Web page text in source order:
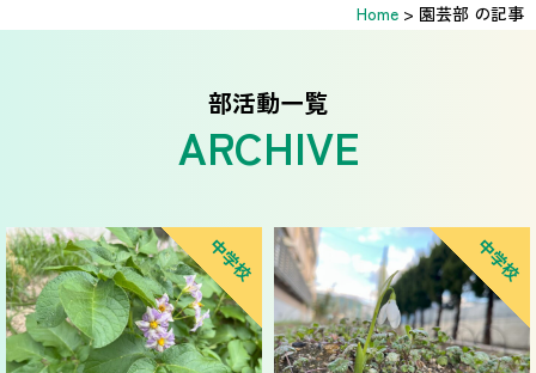
卒業生メッセージ
Home > 園芸部 の記事
部活動一覧
中学校 中学校